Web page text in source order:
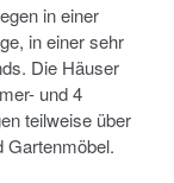
in einer
in einer sehr
Die Häuser
und 4
teilweise über
Gartenmöbel.